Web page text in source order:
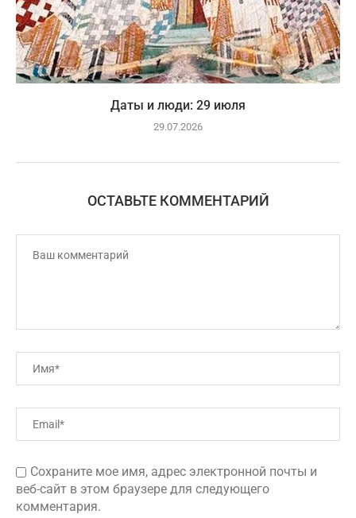
Даты и люди: 29 июля
29.07.2026
ОСТАВЬТЕ КОММЕНТАРИЙ
Сохраните мое имя, адрес электронной почты и
веб-сайт в этом браузере для следующего
комментария.